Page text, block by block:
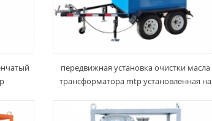
передвижная установка очистки масла
трансформатора mtp установленная на